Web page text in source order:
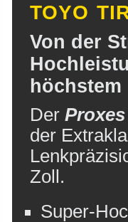
TOYO
Von der
höchstem
Der
der
Zoll.
Super-